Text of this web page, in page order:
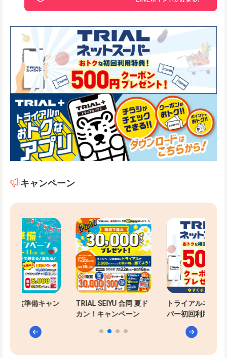
キャンペーン
お盆準備キャン
TRIAL SEIYU 合同 夏ド
カン！キャンペーン
トライアルネット
パー初回利用特典